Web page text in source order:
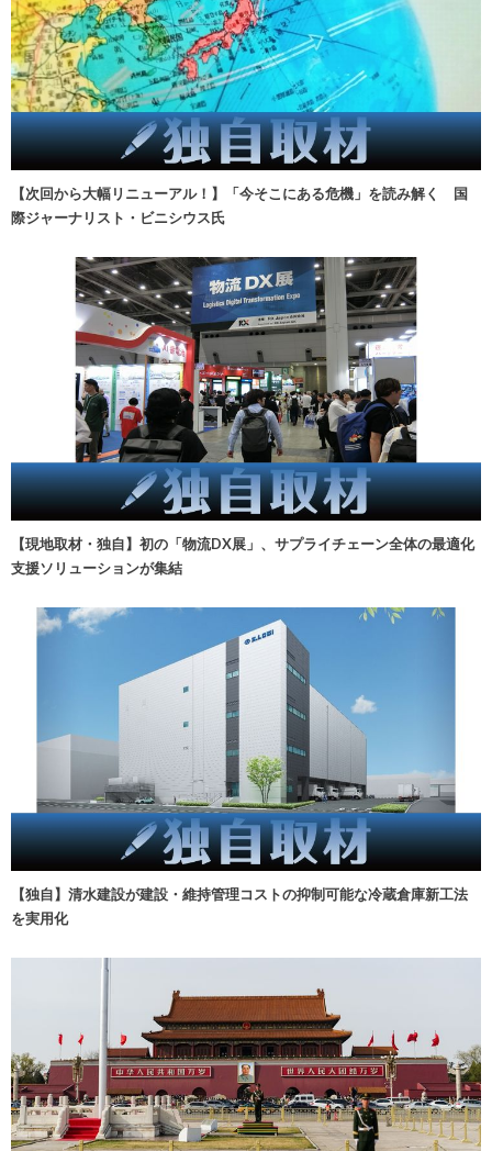
【次回から大幅リニューアル！】「今そこにある危機」を読み解く 国
際ジャーナリスト・ビニシウス氏
【現地取材・独自】初の「物流DX展」、サプライチェーン全体の最適化
支援ソリューションが集結
【独自】清水建設が建設・維持管理コストの抑制可能な冷蔵倉庫新工法
を実用化